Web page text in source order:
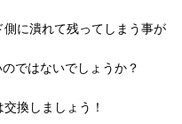
に潰れて残ってしまう事が
ではないでしょうか？
換しましょう！